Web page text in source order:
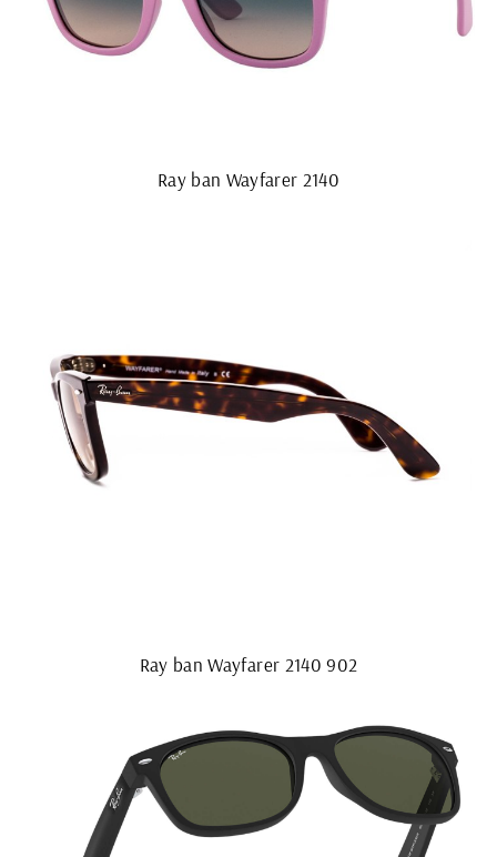
Ray ban Wayfarer 2140
Ray ban Wayfarer 2140 902